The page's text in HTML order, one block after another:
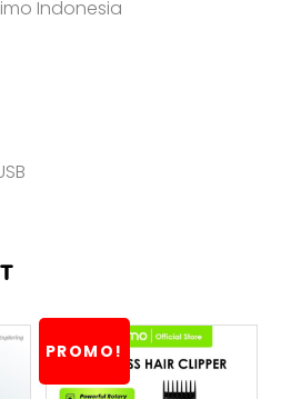
Indonesia
PROMO!